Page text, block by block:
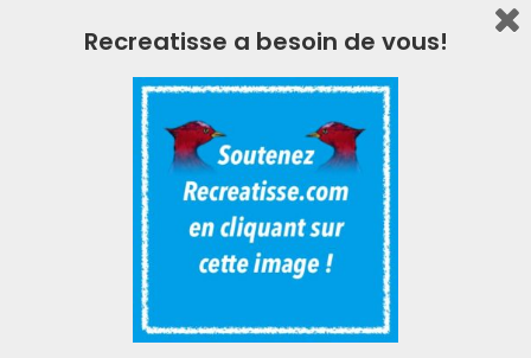
Recreatisse a besoin de vous!